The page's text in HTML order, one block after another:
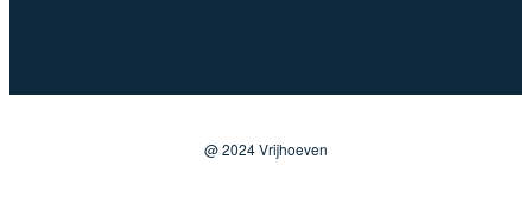
@ 2024 Vrijhoeven